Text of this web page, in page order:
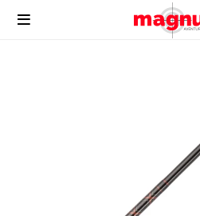
